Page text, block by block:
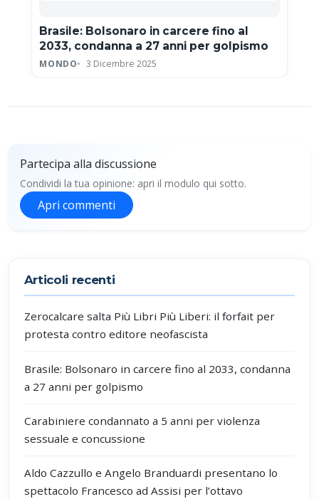
Brasile: Bolsonaro in carcere fino al
2033, condanna a 27 anni per golpismo
MONDO 3 Dicembre 2025
Partecipa alla discussione
Condividi la tua opinione: apri il modulo qui sotto.
Apri commenti
Articoli recenti
Zerocalcare salta Più Libri Più Liberi: il forfait per
protesta contro editore neofascista
Brasile: Bolsonaro in carcere fino al 2033, condanna
a 27 anni per golpismo
Carabiniere condannato a 5 anni per violenza
sessuale e concussione
Aldo Cazzullo e Angelo Branduardi presentano lo
spettacolo Francesco ad Assisi per l’ottavo